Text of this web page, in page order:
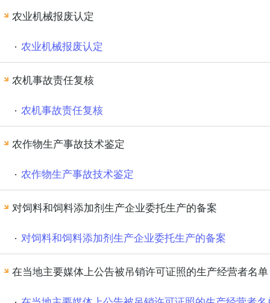
农业机械报废认定
农业机械报废认定
农机事故责任复核
农机事故责任复核
农作物生产事故技术鉴定
农作物生产事故技术鉴定
对饲料和饲料添加剂生产企业委托生产的备案
对饲料和饲料添加剂生产企业委托生产的备案
在当地主要媒体上公告被吊销许可证照的生产经营者名单